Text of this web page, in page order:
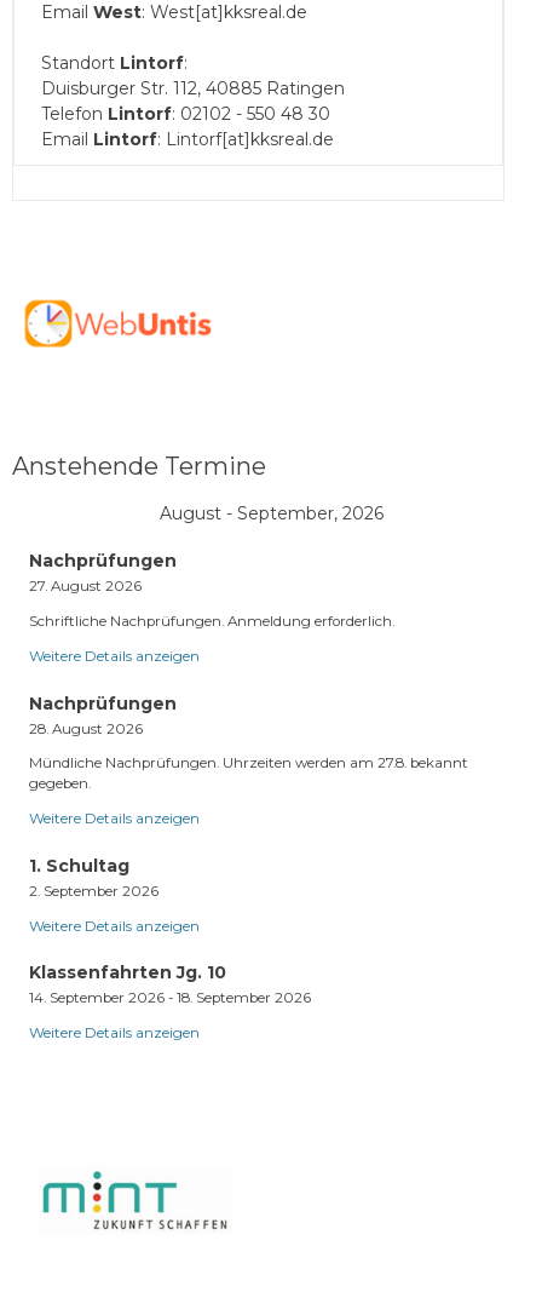
Email West: West[at]kksreal.de
Standort Lintorf:
Duisburger Str. 112, 40885 Ratingen
Telefon Lintorf: 02102 - 550 48 30
Email Lintorf: Lintorf[at]kksreal.de
Anstehende Termine
August - September, 2026
Nachprüfungen
27. August 2026
Schriftliche Nachprüfungen. Anmeldung erforderlich.
Weitere Details anzeigen
Nachprüfungen
28. August 2026
Mündliche Nachprüfungen. Uhrzeiten werden am 27.8. bekannt
gegeben.
Weitere Details anzeigen
1. Schultag
2. September 2026
Weitere Details anzeigen
Klassenfahrten Jg. 10
14. September 2026 - 18. September 2026
Weitere Details anzeigen